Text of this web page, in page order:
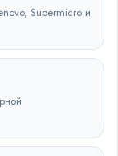
Supermicro и